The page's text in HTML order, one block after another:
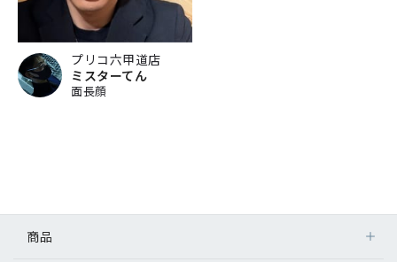
プリコ六甲道店
ミスターてん
面長顔
商品